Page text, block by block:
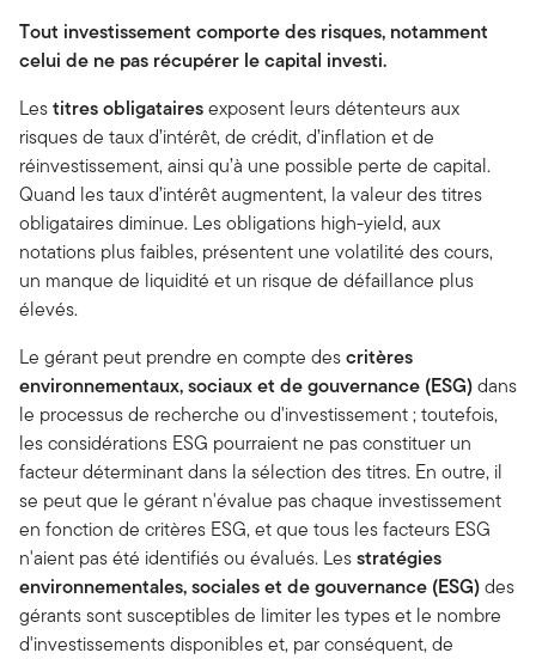
Tout investissement comporte des risques, notamment
celui de ne pas récupérer le capital investi.
Lestitres obligatairesexposent leurs détenteurs aux
risques de taux d’intérêt, de crédit, d’inflation et de
réinvestissement, ainsi qu’à une possible perte de capital.
Quand les taux d’intérêt augmentent, la valeur des titres
obligataires diminue. Les obligations high-yield, aux
notations plus faibles, présentent une volatilité des cours,
un manque de liquidité et un risque de défaillance plus
élevés.
Le gérant peut prendre en compte descritères
environnementaux, sociaux et de gouvernance (ESG)dans
le processus de recherche ou d'investissement ; toutefois,
les considérations ESG pourraient ne pas constituer un
facteur déterminant dans la sélection des titres. En outre, il
se peut que le gérant n'évalue pas chaque investissement
en fonction de critères ESG, et que tous les facteurs ESG
n'aient pas été identifiés ou évalués. Lesstratégies
environnementales, sociales et de gouvernance (ESG)des
gérants sont susceptibles de limiter les types et le nombre
d'investissements disponibles et, par conséquent, de